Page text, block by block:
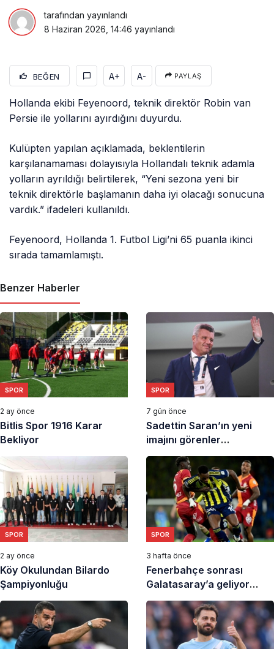
tarafından yayınlandı
8 Haziran 2026, 14:46 yayınlandı
BEĞEN A+ A- PAYLAŞ
Hollanda ekibi Feyenoord, teknik direktör Robin van
Persie ile yollarını ayırdığını duyurdu.
Kulüpten yapılan açıklamada, beklentilerin
karşılanamaması dolayısıyla Hollandalı teknik adamla
yolların ayrıldığı belirtilerek, “Yeni sezona yeni bir
teknik direktörle başlamanın daha iyi olacağı sonucuna
vardık.” ifadeleri kullanıldı.
Feyenoord, Hollanda 1. Futbol Ligi’ni 65 puanla ikinci
sırada tamamlamıştı.
Benzer Haberler
SPOR
2 ay önce
Bitlis Spor 1916 Karar
Bekliyor
SPOR
7 gün önce
Sadettin Saran’ın yeni
imajını görenler
tanıyamıyor
SPOR
2 ay önce
Köy Okulundan Bilardo
Şampiyonluğu
SPOR
3 hafta önce
Fenerbahçe sonrası
Galatasaray’a geliyor
derken bambaşka takıma
gidiyor